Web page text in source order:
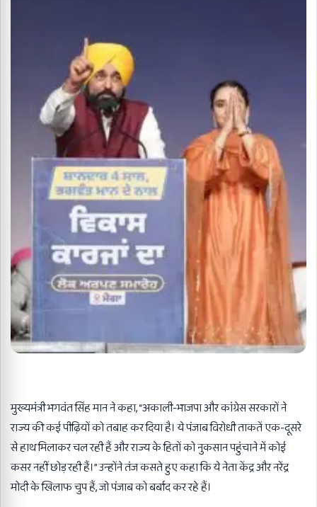
मुख्यमंत्री भगवंत सिंह मान ने कहा, “अकाली-भाजपा और कांग्रेस सरकारों ने
राज्य की कई पीढ़ियों को तबाह कर दिया है। ये पंजाब विरोधी ताकतें एक-दूसरे
से हाथ मिलाकर चल रही हैं और राज्य के हितों को नुकसान पहुंचाने में कोई
कसर नहीं छोड़ रही हैं।” उन्होंने तंज कसते हुए कहा कि ये नेता केंद्र और नरेंद्र
मोदी के खिलाफ चुप हैं,जो पंजाब को बर्बाद कर रहे हैं।